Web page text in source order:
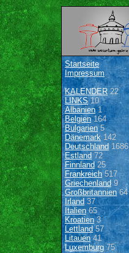
Startseite
Impressum
KALENDER22
LINKS10
Albanien1
Belgien164
Bulgarien 5
Dänemark142
Deutschland 1686
Estland 72
Finnland 25
Frankreich517
Griechenland9
Großbritannien64
Irland 37
Italien65
Kroatien3
Lettland57
Litauen41
Luxemburg 75